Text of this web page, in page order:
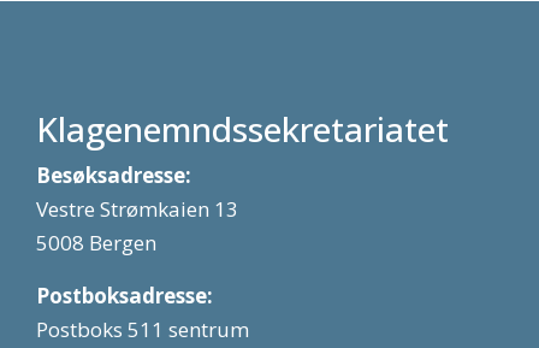
Klagenemndssekretariatet
Besøksadresse:
Vestre Strømkaien 13
5008 Bergen
Postboksadresse:
Postboks 511 sentrum